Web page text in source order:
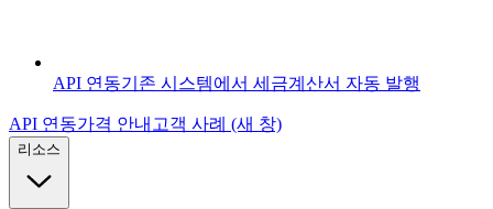
API 연동기존 시스템에서 세금계산서 자동 발행
API 연동가격 안내 고객 사례 (새 창)
리소스